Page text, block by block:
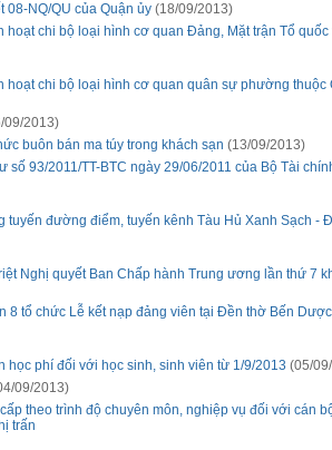
08-NQ/QU của Quận ủy (18/09/2013)
hoạt chi bộ loại hình cơ quan Đảng, Mặt trận Tổ quốc
hoạt chi bộ loại hình cơ quan quân sự phường thuộc
09/2013)
buôn bán ma túy trong khách sạn (13/09/2013)
số 93/2011/TT-BTC ngày 29/06/2011 của Bộ Tài
tuyến đường điểm, tuyến kênh Tàu Hủ Xanh Sạch -
Nghị quyết Ban Chấp hành Trung ương lần thứ 7
8 tổ chức Lễ kết nạp đảng viên tại Đền thờ Bến
học phí đối với học sinh, sinh viên từ 1/9/2013 (05/
09/2013)
theo trình độ chuyên môn, nghiệp vụ đối với cán
trấn